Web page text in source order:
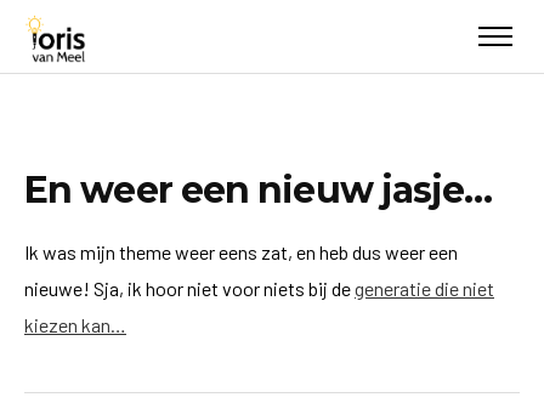
En weer een nieuw jasje…
Ik was mijn theme weer eens zat, en heb dus weer een
nieuwe! Sja, ik hoor niet voor niets bij degeneratie die niet
kiezen kan…